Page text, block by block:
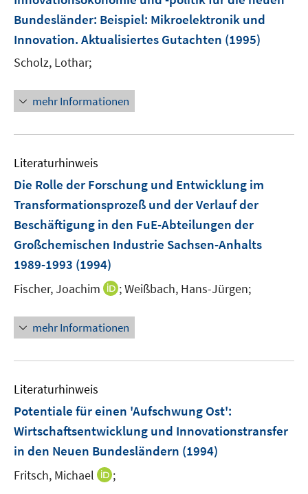
Bundesländer: Beispiel: Mikroelektronik und
Innovation. Aktualisiertes Gutachten (1995)
Scholz, Lothar;
mehr Informationen
Literaturhinweis
Die Rolle der Forschung und Entwicklung im
Transformationsprozeß und der Verlauf der
Beschäftigung in den FuE-Abteilungen der
Großchemischen Industrie Sachsen-Anhalts
1989-1993 (1994)
Fischer, Joachim
I
n
e
e
n
s
;Weißbach, Hans-Jürgen;
mehr Informationen
Literaturhinweis
Potentiale für einen 'Aufschwung Ost':
Wirtschaftsentwicklung und Innovationstransfer
in den Neuen Bundesländern (1994)
Fritsch, Michael
I;